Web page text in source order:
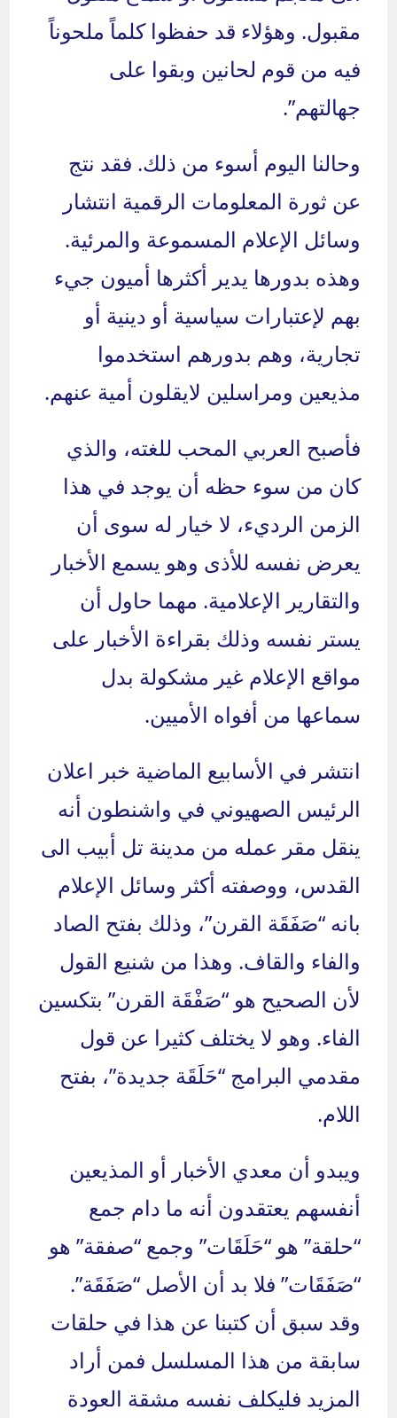
مقبول. وهؤلاء قد حفظوا كلماً ملحوناً
فيه من قوم لحانين وبقوا على
جهالتهم”.
وحالنا اليوم أسوء من ذلك. فقد نتج
عن ثورة المعلومات الرقمية انتشار
وسائل الإعلام المسموعة والمرئية.
وهذه بدورها يدير أكثرها أميون جيء
بهم لإعتبارات سياسية أو دينية أو
تجارية، وهم بدورهم استخدموا
مذيعين ومراسلين لايقلون أمية عنهم.
فأصبح العربي المحب للغته، والذي
كان من سوء حظه أن يوجد في هذا
الزمن الرديء، لا خيار له سوى أن
يعرض نفسه للأذى وهو يسمع الأخبار
والتقارير الإعلامية. مهما حاول أن
يستر نفسه وذلك بقراءة الأخبار على
مواقع الإعلام غير مشكولة بدل
سماعها من أفواه الأميين.
انتشر في الأسابيع الماضية خبر اعلان
الرئيس الصهيوني في واشنطون أنه
ينقل مقر عمله من مدينة تل أبيب الى
القدس، ووصفته أكثر وسائل الإعلام
بانه “صَفَقَة القرن”، وذلك بفتح الصاد
والفاء والقاف. وهذا من شنيع القول
لأن الصحيح هو “صَفْقَة القرن” بتكسين
الفاء. وهو لا يختلف كثيرا عن قول
مقدمي البرامج “حَلَقَة جديدة”، بفتح
اللام.
ويبدو أن معدي الأخبار أو المذيعين
أنفسهم يعتقدون أنه ما دام جمع
“حلقة” هو “حَلَقَات” وجمع “صفقة” هو
“صَفَقَات” فلا بد أن الأصل “صَفَقَة”.
وقد سبق أن كتبنا عن هذا في حلقات
سابقة من هذا المسلسل فمن أراد
المزيد فليكلف نفسه مشقة العودة